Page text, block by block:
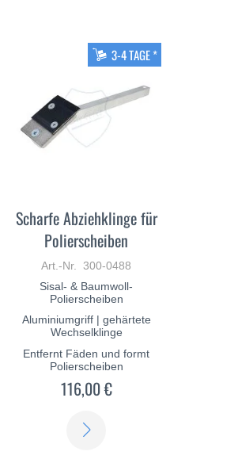
3-4 TAGE *
Scharfe Abziehklinge für
Polierscheiben
Art.-Nr. 300-0488
Sisal- & Baumwoll-
Polierscheiben
Aluminiumgriff | gehärtete
Wechselklinge
Entfernt Fäden und formt
Polierscheiben
116,00 €